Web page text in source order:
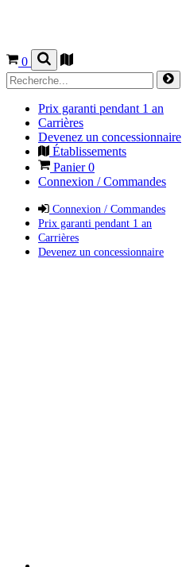
0
Prix garanti pendant 1 an
Carrières
Devenez un concessionnaire
Établissements
Panier0
Connexion / Commandes
Connexion / Commandes
Prix garanti pendant 1 an
Carrières
Devenez un concessionnaire